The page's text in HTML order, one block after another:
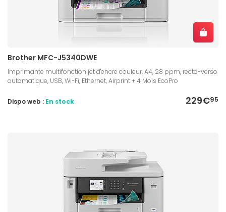
Brother MFC-J5340DWE
Imprimante multifonction jet d'encre couleur, A4, 28 ppm, recto-verso
automatique, USB, Wi-Fi, Ethernet, Airprint + 4 Mois EcoPro
229€95
Dispo web : En stock